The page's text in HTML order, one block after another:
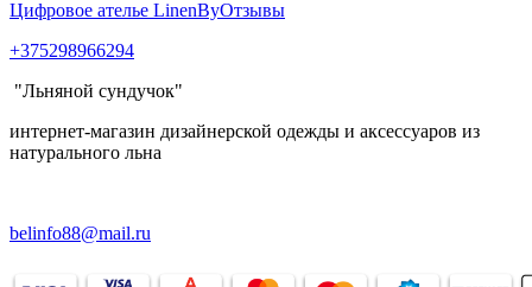
Цифровое ателье LinenByОтзывы
+375298966294
"Льняной сундучок"
интернет-магазин дизайнерской одежды и аксессуаров из
натурального льна
belinfo88@mail.ru